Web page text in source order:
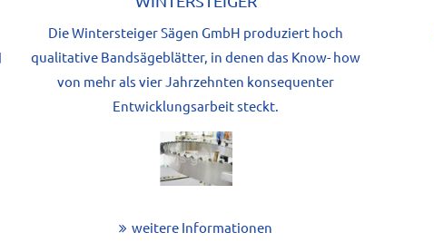
Die Wintersteiger Sägen GmbH produziert hoch
qualitative Bandsägeblätter, in denen das Know- how
von mehr als vier Jahrzehnten konsequenter
Entwicklungsarbeit steckt.
weitere Informationen